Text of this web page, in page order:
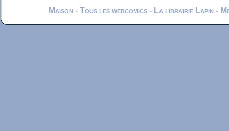
Maison - Tous les webcomics - La librairie Lapin -